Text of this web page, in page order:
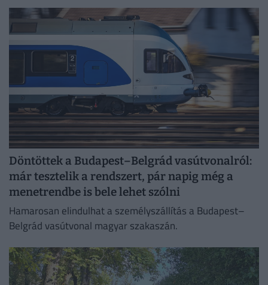
Döntöttek a Budapest–Belgrád vasútvonalról:
már tesztelik a rendszert, pár napig még a
menetrendbe is bele lehet szólni
Hamarosan elindulhat a személyszállítás a Budapest–
Belgrád vasútvonal magyar szakaszán.